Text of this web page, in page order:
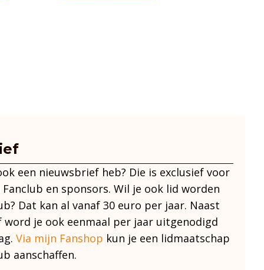
productpagina
een nieuwsbrief heb? Die is exclusief voor
en sponsors. Wil je ook lid worden
Dat kan al vanaf 30 euro per jaar. Naast
word je ook eenmaal per jaar uitgenodigd
Via mijn Fanshop kun je een lidmaatschap
aanschaffen.